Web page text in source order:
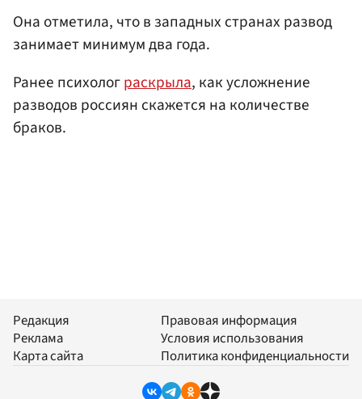
Она отметила, что в западных странах развод
занимает минимум два года.
Ранее психолограскрыла, как усложнение
разводов россиян скажется на количестве
браков.
Редакция
Реклама
Карта сайта
Правовая информация
Условия использования
Политика конфиденциальности